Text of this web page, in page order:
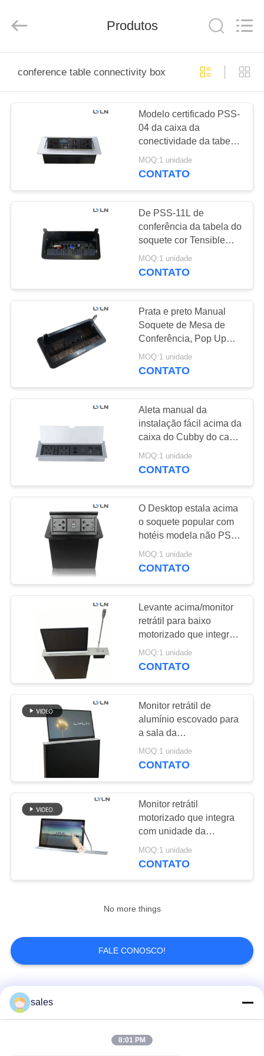
PRODUTOS
VÍDEOS
NÓS
EXCURSÃO
CONTROLE
QUALIDADE
NOS
NOTÍCIA
PEÇA
UMAS
CITAÇÕES
MAPA
POLÍTICA
DE
PRIVACIDADE
Limited.
Produtos
conference table connectivity box
Modelo certificado PSS-
04 da caixa da
conectividade da tabela
de conferência do aço
carbono CE material
MOQ:1 unidade
CONTATO
De PSS-11L de
conferência da tabela do
soquete cor Tensible
modelo do preto do
Cubby do cabo do
MOQ:1 unidade
CONTATO
Prata e preto Manual
Soquete de Mesa de
Conferência, Pop Up
Cubby Certificado CE
MOQ:1 unidade
CONTATO
Aleta manual da
instalação fácil acima da
caixa do Cubby do cabo
com uso seguro e fácil
MOQ:1 unidade
CONTATO
O Desktop estala acima
o soquete popular com
hotéis modela não PSS-
06H
MOQ:1 unidade
CONTATO
Levante acima/monitor
retrátil para baixo
motorizado que integra
com unidade fixa da
discussão da
MOQ:1 unidade
CONTATO
Monitor retrátil de
alumínio escovado para
a sala da
videoconferência
MOQ:1 unidade
CONTATO
Monitor retrátil
motorizado que integra
com unidade da
discussão da
conferência
MOQ:1 unidade
CONTATO
No more things
FALE CONOSCO!
Categorias populares
Elevador motorizado
sales
8:01 PM